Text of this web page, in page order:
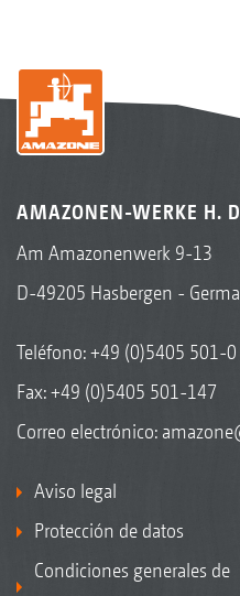
AMAZONEN-WERKE H.
Am Amazonenwerk 9-13
D-49205 Hasbergen -
Teléfono:+49 (0)5405 501-0
Fax: +49 (0)5405 501-147
Correo electrónico:
Aviso legal
Protección de datos
Condiciones generales de